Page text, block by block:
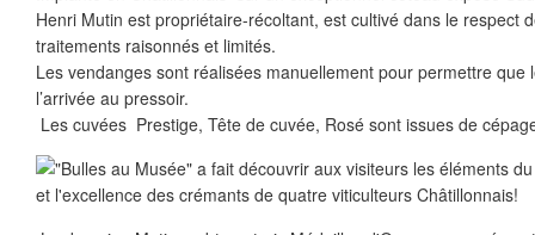
Henri Mutin est propriétaire-récoltant, est cultivé dans le respect
traitements raisonnés et limités.
Les vendanges sont réalisées manuellement pour permettre que
l’arrivée au pressoir.
Les cuvées Prestige, Tête de cuvée, Rosé sont issues de